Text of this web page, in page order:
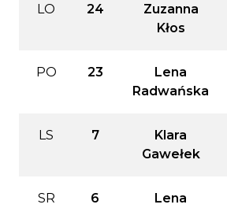
LO 24
Zuzanna
Kłos
PO 23
Lena
Radwańska
LS 7
Klara
Gawełek
SR 6
Lena